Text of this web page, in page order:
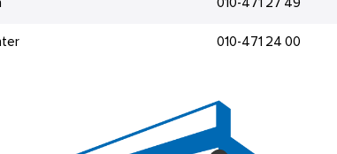
010-471 27 49
010-471 24 00